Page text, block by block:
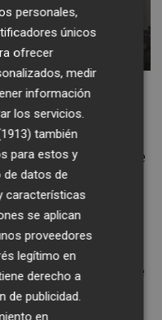
por la
la Guardia Civil
mantenimiento de
eléctrica pudo
que provocaron
que el incendio se
las que las
personales,
únicos
ofrecer
medir
información
los servicios.
también
para estos y
de datos de
características
se aplican
proveedores
legítimo en
derecho a
de publicidad.
en